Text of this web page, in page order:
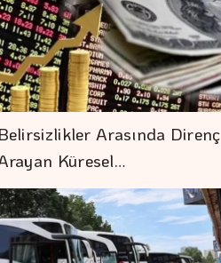
Belirsizlikler Arasında Direnç
Küresel…